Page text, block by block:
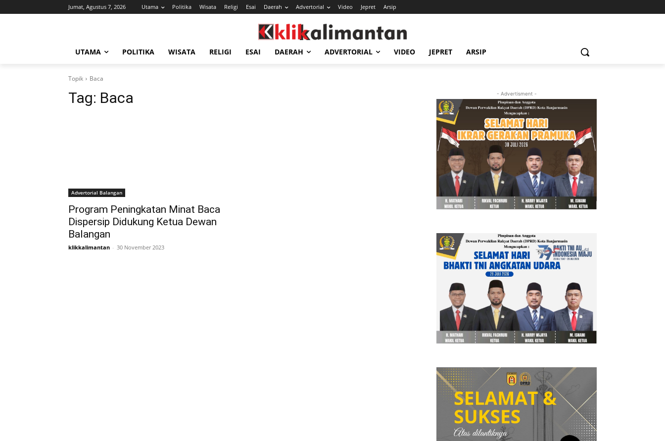
Jumat, Agustus 7, 2026 Utama Politika Wisata Religi Esai Daerah Advertorial Video Jepret Arsip
UTAMA POLITIKA WISATA RELIGI ESAI DAERAH ADVERTORIAL VIDEO JEPRET ARSIP
Topik Baca
Tag: Baca
Advertorial Balangan
Program Peningkatan Minat Baca
Dispersip Didukung Ketua Dewan
Balangan
klikkalimantan - 30 November 2023
- Advertisment -